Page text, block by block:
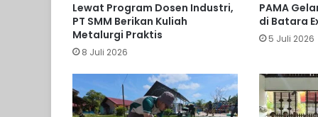
Lewat Program Dosen Industri,
PT SMM Berikan Kuliah
Metalurgi Praktis
8 Juli 2026
PAMA
di Batara
5 Juli 2026